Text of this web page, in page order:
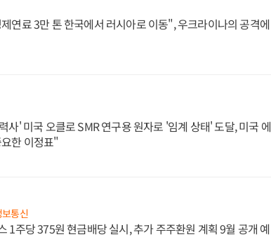
연료 3만 톤 한국에서 러시아로 이동", 우크라이나의 공격에
사' 미국 오클로 SMR 연구용 원자로 '임계 상태' 도달, 미국 에
한 이정표"
보통신
1주당 375원 현금배당 실시, 추가 주주환원 계획 9월 공개 예